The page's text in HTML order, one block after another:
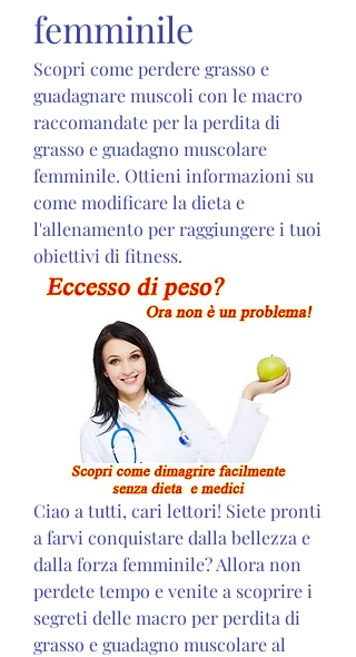
femminile
Scopri come perdere grasso e
guadagnare muscoli con le macro
raccomandate per la perdita di
grasso e guadagno muscolare
femminile. Ottieni informazioni su
come modificare la dieta e
l'allenamento per raggiungere i tuoi
obiettivi di fitness.
Ciao a tutti, cari lettori! Siete pronti
a farvi conquistare dalla bellezza e
dalla forza femminile? Allora non
perdete tempo e venite a scoprire i
segreti delle macro per perdita di
grasso e guadagno muscolare al